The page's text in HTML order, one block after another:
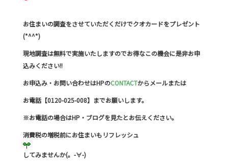
お住まいの調査をさせていただくだけでクオカードをプレゼント
(*^^*)
現地調査は無料で実施いたしますのでお得なこの機会に是非お申
込みください!!
お申込み・お問い合わせはHPのCONTACTからメールまたは
お電話【0120-025-008】までお願いします。
※お電話の場合はHP・ブログを見たとお伝えください。
消費税の増税前にお住まいもリフレッシュ
してみませんか(。-∀-)